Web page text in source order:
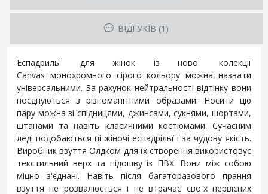
ВІДГУКІВ (1)
Еспадрильї для жінок із нової колекції
Canvas монохромного сірого кольору можна назвати
універсальними. За рахунок нейтральності відтінку вони
поєднуються з різноманітними образами. Носити цю
пару можна зі спідницями, джинсами, сукнями, шортами,
штанами та навіть класичними костюмами. Сучасним
леді подобаються ці жіночі еспадрільї і за чудову якість.
Виробник взуття Олдком для їх створення використовує
текстильний верх та підошву із ПВХ. Вони між собою
міцно з'єднані. Навіть після багаторазового прання
взуття не розвалюється і не втрачає своїх первісних